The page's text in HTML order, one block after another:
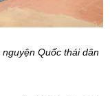
Quốc thái dân